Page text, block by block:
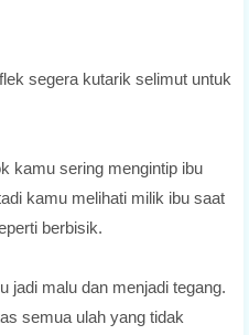
segera kutarik selimut untuk
kamu sering mengintip ibu
kamu melihati milik ibu saat
berbisik.
jadi malu dan menjadi tegang.
semua ulah yang tidak